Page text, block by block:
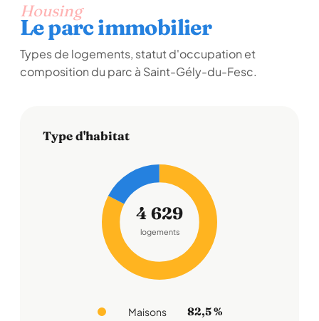
Housing
Le parc immobilier
Types de logements, statut d'occupation et
composition du parc à Saint-Gély-du-Fesc.
Type d'habitat
4 629
logements
Maisons 82,5 %